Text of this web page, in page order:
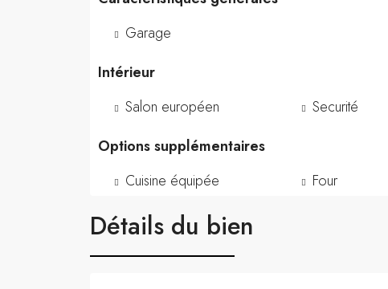
Garage
Intérieur
Salon européen
Securité
Options supplémentaires
Cuisine équipée
Four
Détails du bien